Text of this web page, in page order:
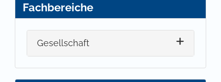
Fachbereiche
Gesellschaft